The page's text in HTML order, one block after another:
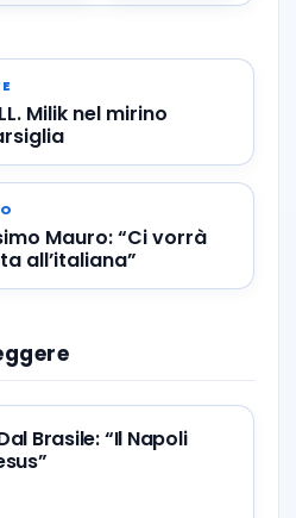
Milik nel mirino
Mauro: “Ci vorrà
all’italiana”
Brasile: “Il Napoli